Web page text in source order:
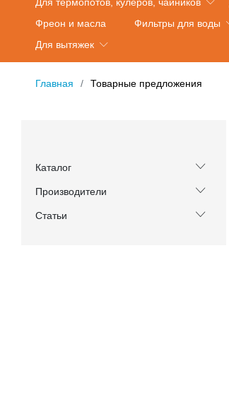
Фреон и масла
Фильтры для воды
Для вытяжек
Главная Товарные предложения
Каталог
Производители
Статьи